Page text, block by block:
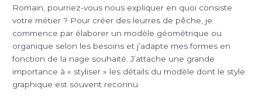
Romain, pourriez-vous nous expliquer en quoi consiste
votre métier ? Pour créer des leurres de pêche, je
commence par élaborer un modèle géométrique ou
organique selon les besoins et j’adapte mes formes en
fonction de la nage souhaité. J’attache une grande
importance à « styliser » les détails du modèle dont le style
graphique est souvent reconnu
et
producteur
de
leurres.